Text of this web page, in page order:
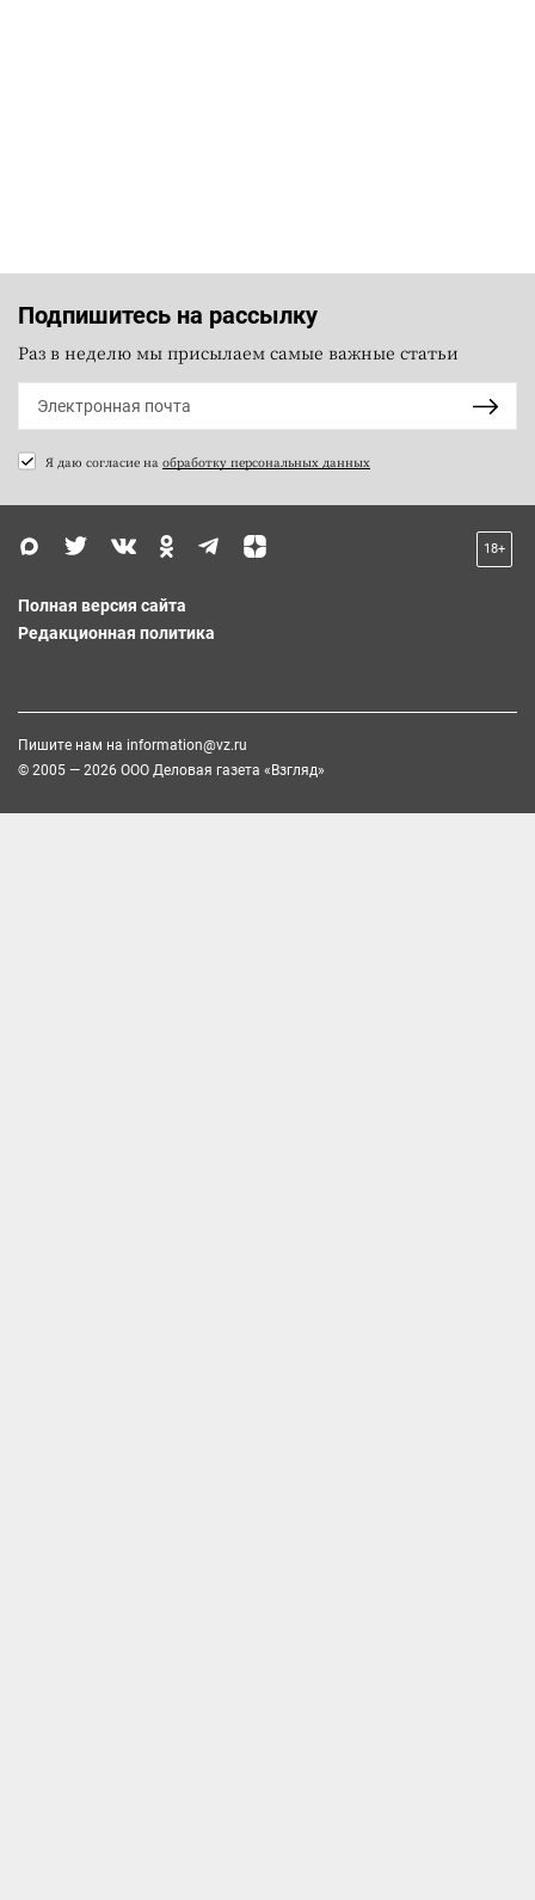
Подпишитесь на рассылку
Раз в неделю мы присылаем самые важные статьи
Я даю согласие на обработку персональных данных
18+
Полная версия сайта
Редакционная политика
Пишите нам на information@vz.ru
© 2005 — 2026 ООО Деловая газета «Взгляд»